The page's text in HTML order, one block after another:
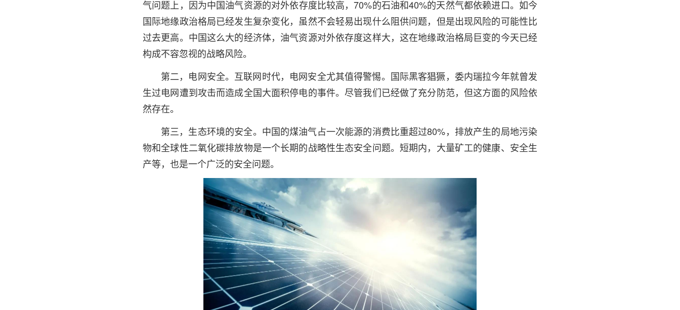
气问题上，因为中国油气资源的对外依存度比较高，70%的石油和40%的天然气都依赖进口。如今
国际地缘政治格局已经发生复杂变化，虽然不会轻易出现什么阻供问题，但是出现风险的可能性比
过去更高。中国这么大的经济体，油气资源对外依存度这样大，这在地缘政治格局巨变的今天已经
构成不容忽视的战略风险。
第二，电网安全。互联网时代，电网安全尤其值得警惕。国际黑客猖獗，委内瑞拉今年就曾发
生过电网遭到攻击而造成全国大面积停电的事件。尽管我们已经做了充分防范，但这方面的风险依
然存在。
第三，生态环境的安全。中国的煤油气占一次能源的消费比重超过80%，排放产生的局地污染
物和全球性二氧化碳排放物是一个长期的战略性生态安全问题。短期内，大量矿工的健康、安全生
产等，也是一个广泛的安全问题。